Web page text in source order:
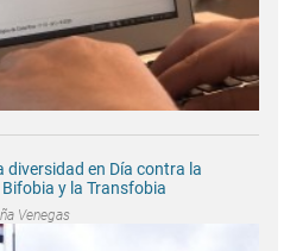
diversidad en Día contra la
y la Transfobia
Venegas